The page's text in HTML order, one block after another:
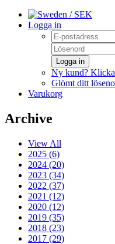
/ SEK
Logga in
Logga in
Ny kund?
Glömt ditt
Varukorg
Archive
View All
2025 (6)
2024 (20)
2023 (34)
2022 (37)
2021 (12)
2020 (12)
2019 (35)
2018 (23)
2017 (29)